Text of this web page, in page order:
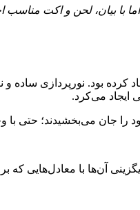
با بیان، لحن و اکت مناسب
بود. نورپردازی ساده
ایجاد می‌کرد.
را جان می‌بخشیدند؛ حتی با
آن‌ها با معادل‌هایی که